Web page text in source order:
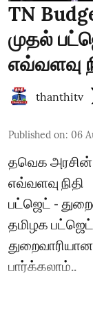
TN
முதல்
எவ்வளவு
thanthitv
Published on: 06
தவெக அரசின்
எவ்வளவு நிதி
பட்ஜெட் -
தமிழக
பார்க்கலாம்..